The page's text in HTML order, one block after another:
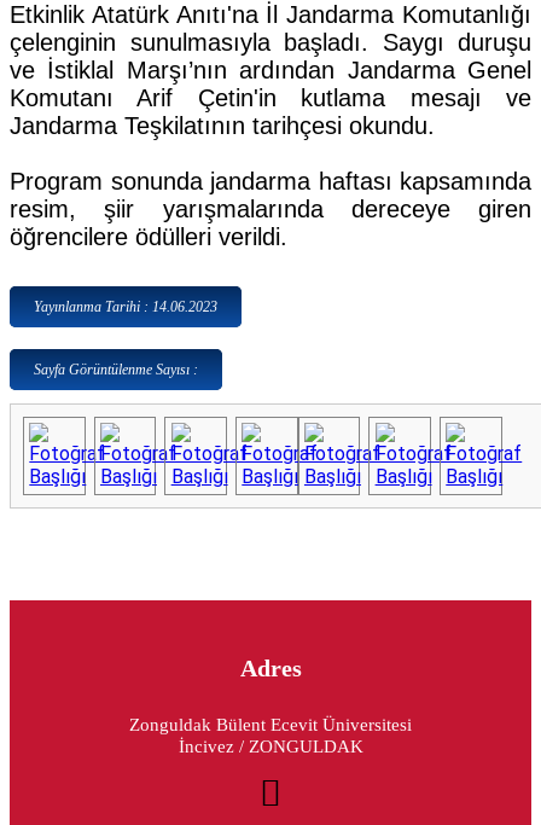
Etkinlik Atatürk Anıtı'na İl Jandarma Komutanlığı
çelenginin sunulmasıyla başladı. Saygı duruşu
ve İstiklal Marşı’nın ardından Jandarma Genel
Komutanı Arif Çetin'in kutlama mesajı ve
Jandarma Teşkilatının tarihçesi okundu.
Program sonunda jandarma haftası kapsamında
resim, şiir yarışmalarında dereceye giren
öğrencilere ödülleri verildi.
Yayınlanma Tarihi : 14.06.2023
Sayfa Görüntülenme Sayısı :
Adres
Zonguldak Bülent Ecevit Üniversitesi
İncivez / ZONGULDAK